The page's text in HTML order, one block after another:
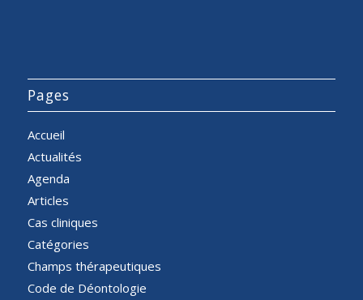
Pages
Accueil
Actualités
Agenda
Articles
Cas cliniques
Catégories
Champs thérapeutiques
Code de Déontologie